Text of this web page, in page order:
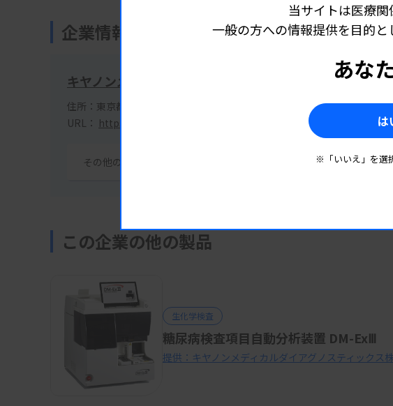
企業情報
キヤノンメディカルダイアグノスティックス株式会社
住所：東京都中央区晴海1-8-10 晴海トリトンスクエアX-4F
URL： https://mdc.medical.canon/
その他の掲載製品を見る(10製品) イベント情報を見る(0件)
この企業の他の製品
生化学検査
糖尿病検査項目自動分析装置 DM-ExⅢ
提供：キヤノンメディカルダイアグノスティックス
当サイトは医療関
一般の方への情報提供を目的と
あな
は
※「いいえ」を選